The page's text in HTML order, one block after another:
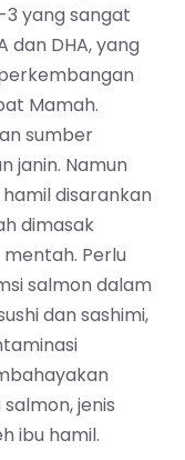
yang sangat
dan DHA, yang
Mamah.
sumber
janin. Namun
disarankan
dimasak
Perlu
salmon dalam
dan sashimi,
jenis
ibu hamil.